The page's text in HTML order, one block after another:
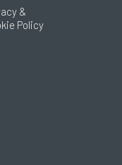
&
Policy